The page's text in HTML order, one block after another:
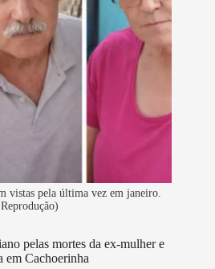
vistas pela última vez em janeiro.
pelas mortes da ex-mulher e
em Cachoerinha